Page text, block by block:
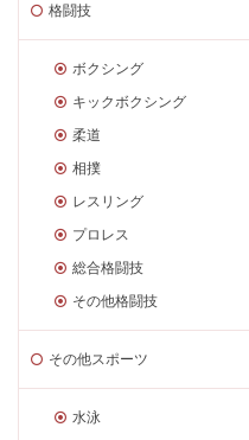
格闘技
ボクシング
キックボクシング
柔道
相撲
レスリング
プロレス
総合格闘技
その他格闘技
その他スポーツ
水泳